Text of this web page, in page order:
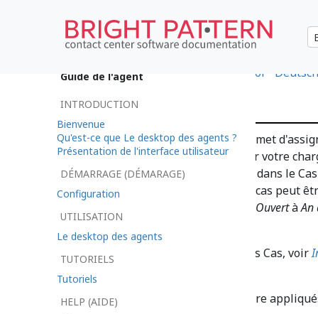
•日本語•العربية español Deutsch
Cas Status
Le desktop des agents vous permet
utilisé pour organiser et classer votre
activités pour les changements dans le
des modifications de l'état d'un cas peut
OuvertàAn
suivi.
Pour plus d'informations sur les Cas, voir
Les statuts suivants peuvent être
Guide de l'agent
INTRODUCTION
Bienvenue
Qu'est-ce que Le desktop des agents ?
Présentation de l'interface utilisateur
DÉMARRAGE (DÉMARAGE)
Configuration
UTILISATION
Le desktop des agents
TUTORIELS
Tutoriels
HELP (AIDE)